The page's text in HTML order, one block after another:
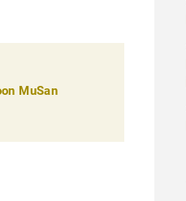
MuSan